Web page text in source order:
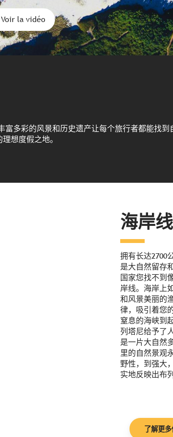
Voir la vidéo
多彩的风景和历史遗产让每个旅行者都能找
想度假之地。
海岸线
拥有长达2700
是大自然留存
国家您找不到
岸线。海岸上
和风景美丽的
律，吸引着您
窒息的海峡到
列塔尼给予了
是一片大自然
里的自然景观
野性，到强大
实地反映出布
了解更